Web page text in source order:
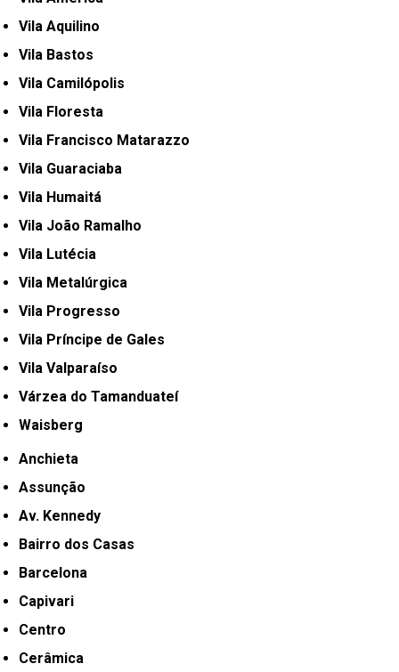
Vila Aquilino
Vila Bastos
Vila Camilópolis
Vila Floresta
Vila Francisco Matarazzo
Vila Guaraciaba
Vila Humaitá
Vila João Ramalho
Vila Lutécia
Vila Metalúrgica
Vila Progresso
Vila Príncipe de Gales
Vila Valparaíso
Várzea do Tamanduateí
Waisberg
Anchieta
Assunção
Av. Kennedy
Bairro dos Casas
Barcelona
Capivari
Centro
Cerâmica